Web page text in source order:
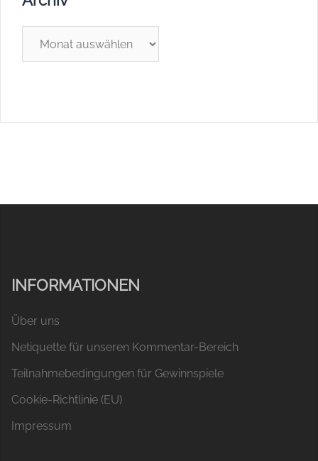
INFORMATIONEN
Über uns
Netiquette für unseren Kommentar-Bereich
Teilnahmebedingungen für Gewinnspiele
Cookie-Richtlinie (EU)
Impressum